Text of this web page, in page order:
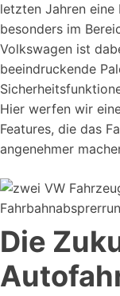
letzten Jahren
besonders im
Volkswagen ist
beeindruckende
Hier werfen wir
Features, die das
angenehmer
Die